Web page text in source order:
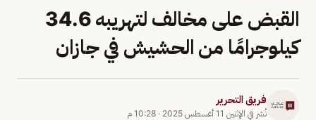
القبض على مخالف لتهريبه 34.6
كيلوجرامًا من الحشيش في جازان
فريق التحرير
نُشر في الإثنين 11 أغسطس 2025 · 10:28 م